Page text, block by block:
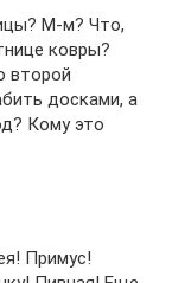
М-м? Что,
ковры?
второй
досками, а
Кому это
Примус!